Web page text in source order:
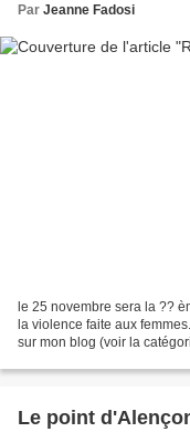
Par Jeanne Fadosi
le 25 novembre sera la ??
la violence faite aux
sur mon blog (voir la
Le point